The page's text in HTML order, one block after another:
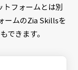
トフォームとは別
ームのZia Skillsを
できます。